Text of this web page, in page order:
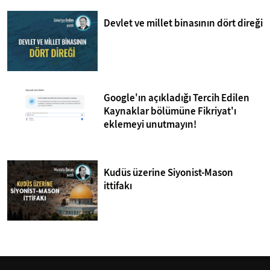
Devlet ve millet binasının dört direği
Google'ın açıkladığı Tercih Edilen
Kaynaklar bölümüne Fikriyat'ı
eklemeyi unutmayın!
Kudüs üzerine Siyonist-Mason
ittifakı